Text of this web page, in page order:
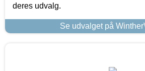
deres udvalg.
Se udvalget på